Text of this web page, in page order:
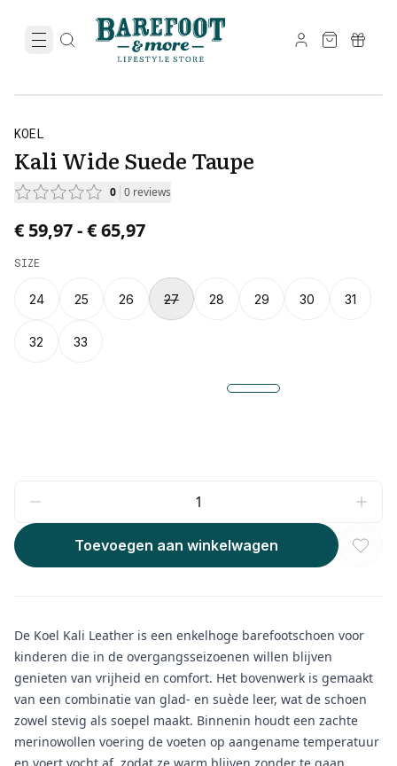
KOEL
Kali Wide Suede Taupe
0 0 reviews
Price from € 59,97 to € 65,97.
€ 59,97-€ 65,97
SIZE
24 25 26 27 28 29 30 31
32 33
Toevoegen aan winkelwagen
De Koel Kali Leather is een enkelhoge barefootschoen voor
kinderen die in de overgangsseizoenen willen blijven
genieten van vrijheid en comfort. Het bovenwerk is gemaakt
van een combinatie van glad- en suède leer, wat de schoen
zowel stevig als soepel maakt. Binnenin houdt een zachte
merinowollen voering de voeten op aangename temperatuur